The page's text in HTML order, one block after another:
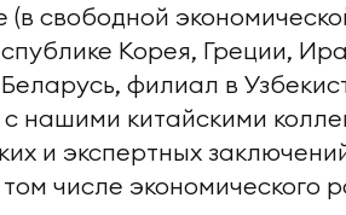
(в свободной
Корея, Греции,
филиал в
нашими китайскими
и экспертных
числе экономического